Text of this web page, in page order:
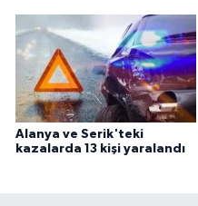
Alanya ve Serik'teki
kazalarda 13 kişi yaralandı